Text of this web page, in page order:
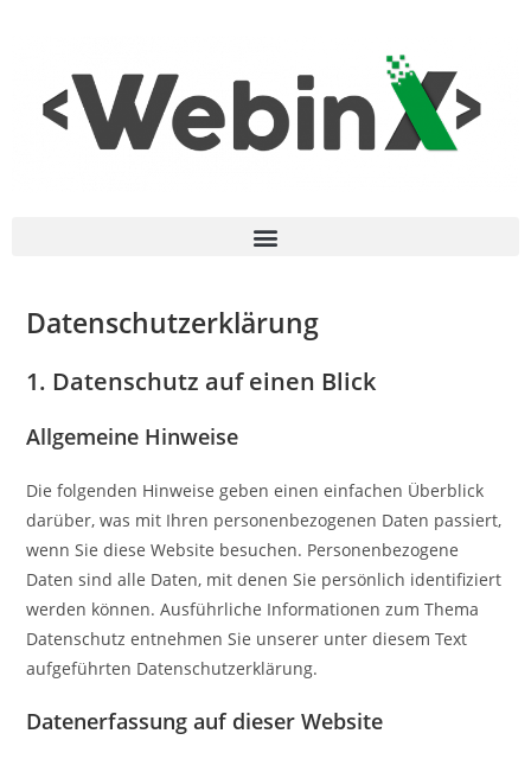
Datenschutz­erklärung
1. Datenschutz auf einen Blick
Allgemeine Hinweise
Die folgenden Hinweise geben einen einfachen Überblick
darüber, was mit Ihren personenbezogenen Daten passiert,
wenn Sie diese Website besuchen. Personenbezogene
Daten sind alle Daten, mit denen Sie persönlich identifiziert
werden können. Ausführliche Informationen zum Thema
Datenschutz entnehmen Sie unserer unter diesem Text
aufgeführten Datenschutzerklärung.
Datenerfassung auf dieser Website